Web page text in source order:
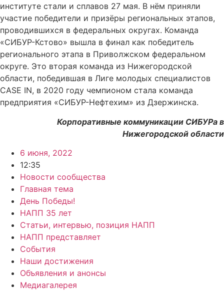
институте стали и сплавов 27 мая. В нём приняли
участие победители и призёры региональных этапов,
проводившихся в федеральных округах. Команда
«СИБУР-Кстово» вышла в финал как победитель
регионального этапа в Приволжском федеральном
округе. Это вторая команда из Нижегородской
области, победившая в Лиге молодых специалистов
CASE IN, в 2020 году чемпионом стала команда
предприятия «СИБУР-Нефтехим» из Дзержинска.
Корпоративные коммуникации СИБУРа в
Нижегородской области
6 июня, 2022
12:35
Новости сообщества
Главная тема
День Победы!
НАПП 35 лет
Статьи, интервью, позиция НАПП
НАПП представляет
События
Наши достижения
Объявления и анонсы
Медиагалерея